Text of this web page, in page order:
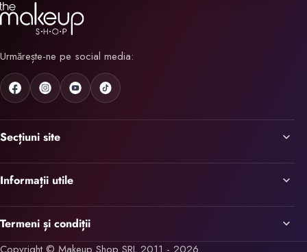
Urmărește-ne pe social media:
Secțiuni site
Informații utile
Termeni și condiții